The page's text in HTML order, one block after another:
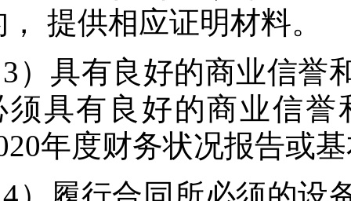
， 提供相应证明材料。
3）具有良好的商业信誉
须具有良好的商业信
年度财务状况报告或